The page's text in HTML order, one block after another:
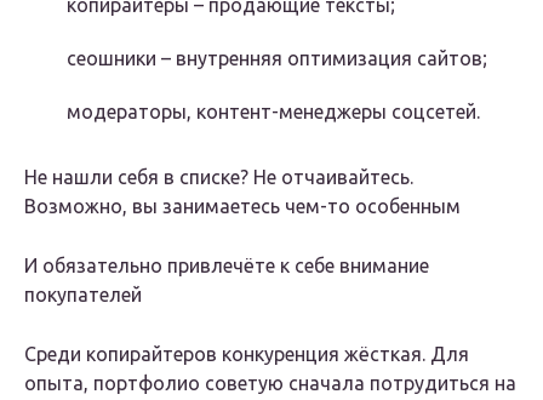
копирайтеры – продающие тексты;
сеошники – внутренняя оптимизация сайтов;
модераторы, контент-менеджеры соцсетей.
Не нашли себя в списке? Не отчаивайтесь.
Возможно, вы занимаетесь чем-то особенным
И обязательно привлечёте к себе внимание
покупателей
Среди копирайтеров конкуренция жёсткая. Для
опыта, портфолио советую сначала потрудиться на